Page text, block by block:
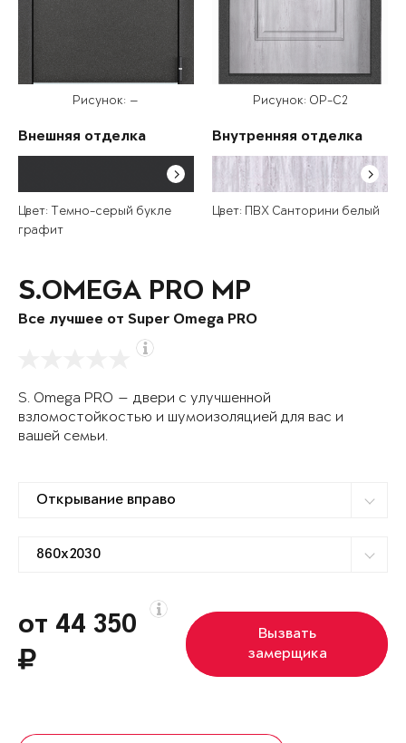
Рисунок: —
Внешняя отделка
Цвет: Темно-серый букле
графит
Рисунок: OP-C2
Внутренняя отделка
Цвет: ПВХ Санторини белый
S.OMEGA PRO MP
Все лучшее от Super Omega PRO
S. Omega PRO — двери с улучшенной
взломостойкостью и шумоизоляцией для вас и
вашей семьи.
от 44 350
Вызвать
замерщика